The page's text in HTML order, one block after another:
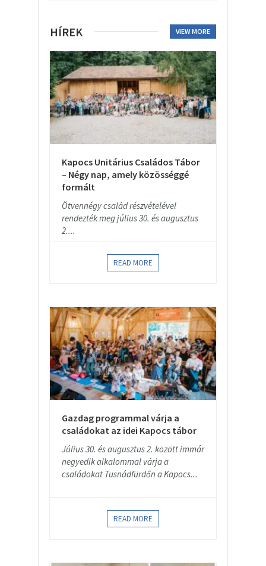
HÍREK VIEW MORE
Kapocs Unitárius Családos Tábor
– Négy nap, amely közösséggé
formált
Ötvennégy család részvételével
rendezték meg július 30. és augusztus
2....
READ MORE
Gazdag programmal várja a
családokat az idei Kapocs tábor
Július 30. és augusztus 2. között immár
negyedik alkalommal várja a
családokat Tusnádfürdőn a Kapocs...
READ MORE